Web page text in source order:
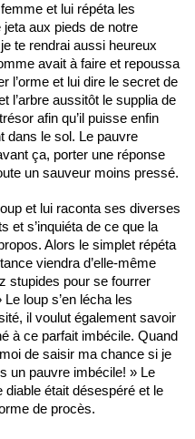
et lui répéta les
aux pieds de notre
te rendrai aussi heureux
avait à faire et repoussa
l’orme et lui dire le secret de
l’arbre aussitôt le supplia de
afin qu’il puisse enfin
dans le sol. Le pauvre
ça, porter une réponse
un sauveur moins pressé.
et lui raconta ses diverses
et s’inquiéta de ce que la
Alors le simplet répéta
viendra d’elle-même
stupides pour se fourrer
loup s’en lécha les
il voulut également savoir
à ce parfait imbécile. Quand
de saisir ma chance si je
un pauvre imbécile! » Le
diable était désespéré et le
de procès.